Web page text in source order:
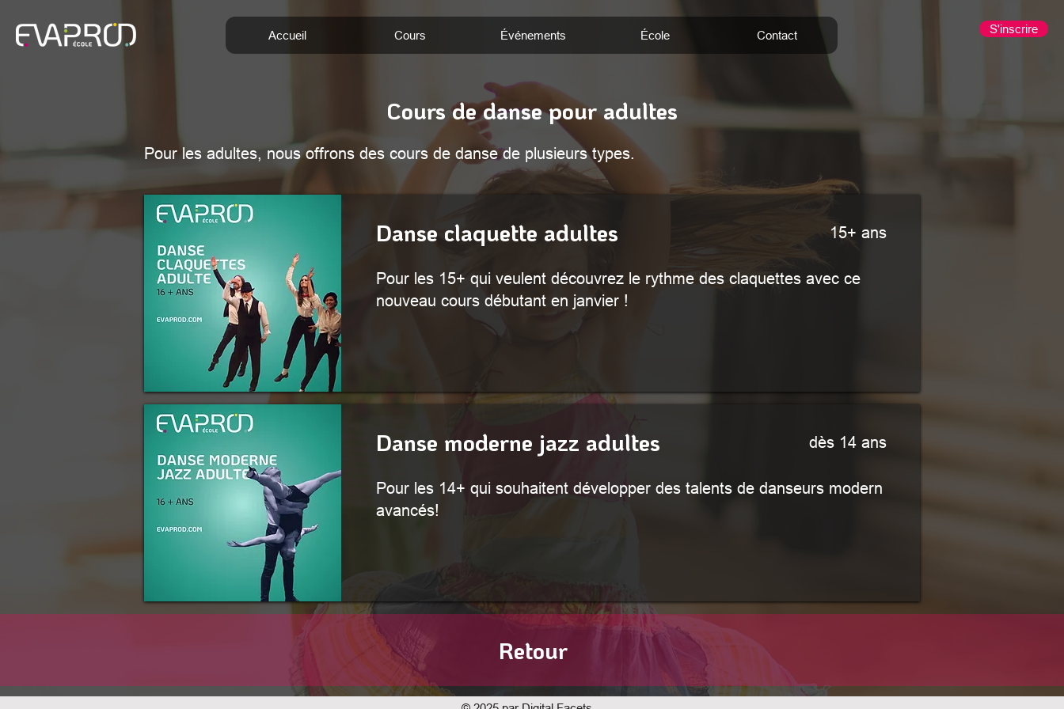
S'inscrire
Accueil Cours Événements École Contact
Cours de danse pour adultes
Pour les adultes, nous offrons des cours de danse de plusieurs types.
Danse claquette adultes 15+ ans
Pour les 15+ qui veulent découvrez le rythme des claquettes avec ce
nouveau cours débutant en janvier !
Danse moderne jazz adultes dès 14 ans
Pour les 14+ qui souhaitent développer des talents de danseurs modern
avancés!
Retour